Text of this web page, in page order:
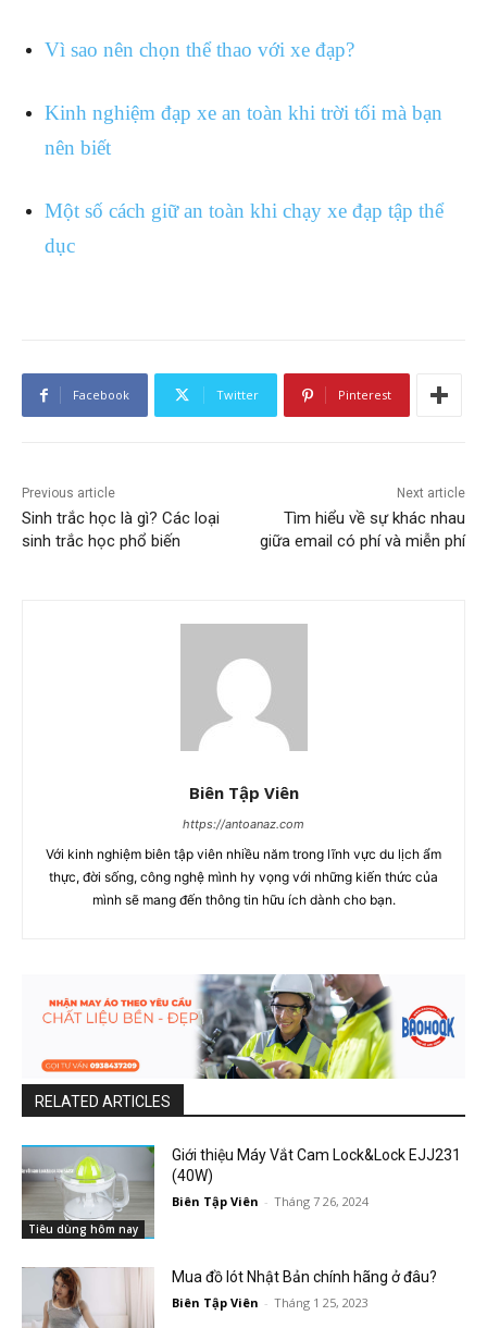
Vì sao nên chọn thể thao với xe đạp?
Kinh nghiệm đạp xe an toàn khi trời tối mà bạn
nên biết
Một số cách giữ an toàn khi chạy xe đạp tập thể
dục
Facebook Twitter Pinterest
Previous article
Sinh trắc học là gì? Các loại
sinh trắc học phổ biến
Next article
Tìm hiểu về sự khác nhau
giữa email có phí và miễn phí
Biên Tập Viên
https://antoanaz.com
Với kinh nghiệm biên tập viên nhiều năm trong lĩnh vực du lịch ẩm
thực, đời sống, công nghệ mình hy vọng với những kiến thức của
mình sẽ mang đến thông tin hữu ích dành cho bạn.
RELATED ARTICLES
Tiêu dùng hôm nay
Giới thiệu Máy Vắt Cam Lock&Lock EJJ231
(40W)
Biên Tập Viên - Tháng 7 26, 2024
Mua đồ lót Nhật Bản chính hãng ở đâu?
Biên Tập Viên - Tháng 1 25, 2023